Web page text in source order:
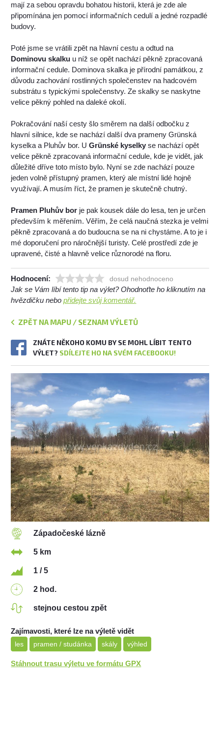
mají za sebou opravdu bohatou historii, která je zde ale
připomínána jen pomocí informačních cedulí a jedné rozpadlé
budovy.
Poté jsme se vrátili zpět na hlavní cestu a odtud na
Dominovu skalku u níž se opět nachází pěkně zpracovaná
informační cedule. Dominova skalka je přírodní památkou, z
důvodu zachování rostlinných společenstev na hadcovém
substrátu s typickými společenstvy. Ze skalky se naskytne
velice pěkný pohled na daleké okolí.
Pokračování naší cesty šlo směrem na další odbočku z
hlavní silnice, kde se nachází další dva prameny Grünská
kyselka a Pluhův bor. UGrünské kyselky se nachází opět
velice pěkně zpracovaná informační cedule, kde je vidět, jak
důležité dříve toto místo bylo. Nyní se zde nachází pouze
jeden volně přístupný pramen, který ale místní lidé hojně
využívají. A musím říct, že pramen je skutečně chutný.
Pramen Pluhův bor je pak kousek dále do lesa, ten je určen
především k měřením. Věřím, že celá naučná stezka je velmi
pěkně zpracovaná a do budoucna se na ni chystáme. A to je i
mé doporučení pro náročnější turisty. Celé prostředí zde je
upravené, čisté a hlavně velice různorodé na floru.
Hodnocení: dosud nehodnoceno
Jak se Vám líbí tento tip na výlet? Ohodnoťte ho kliknutím na
hvězdičku nebopřidejte svůj komentář.
ZPĚT NA MAPU / SEZNAM VÝLETŮ
ZNÁTE NĚKOHO KOMU BY SE MOHL LÍBIT TENTO
VÝLET? SDÍLEJTE HO NA SVÉM FACEBOOKU!
Západočeské lázně
5 km
1 / 5
2 hod.
stejnou cestou zpět
Zajímavosti, které lze na výletě vidět
les pramen / studánka skály výhled
Stáhnout trasu výletu ve formátu GPX